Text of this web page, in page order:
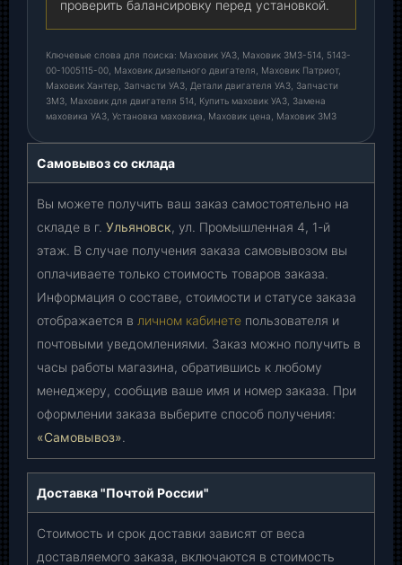
проверить балансировку перед установкой.
Ключевые слова для поиска: Маховик УАЗ, Маховик ЗМЗ-514, 5143-
00-1005115-00, Маховик дизельного двигателя, Маховик Патриот,
Маховик Хантер, Запчасти УАЗ, Детали двигателя УАЗ, Запчасти
ЗМЗ, Маховик для двигателя 514, Купить маховик УАЗ, Замена
маховика УАЗ, Установка маховика, Маховик цена, Маховик ЗМЗ
Самовывоз со склада
Вы можете получить ваш заказ самостоятельно на
складе в г. Ульяновск, ул. Промышленная 4, 1-й
этаж. В случае получения заказа самовывозом вы
оплачиваете только стоимость товаров заказа.
Информация о составе, стоимости и статусе заказа
отображается в личном кабинете пользователя и
почтовыми уведомлениями. Заказ можно получить в
часы работы магазина, обратившись к любому
менеджеру, сообщив ваше имя и номер заказа. При
оформлении заказа выберите способ получения:
«Самовывоз».
Доставка "Почтой России"
Стоимость и срок доставки зависят от веса
доставляемого заказа, включаются в стоимость